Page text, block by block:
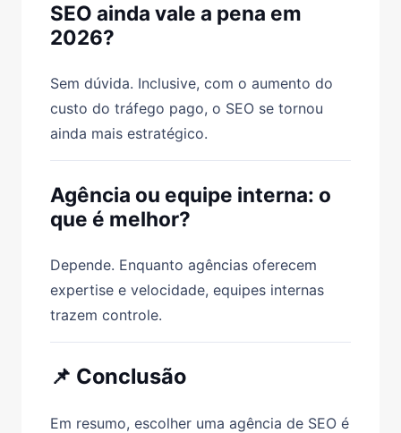
SEO ainda vale a pena em
2026?
Sem dúvida. Inclusive, com o aumento do
custo do tráfego pago, o SEO se tornou
ainda mais estratégico.
Agência ou equipe interna: o
que é melhor?
Depende. Enquanto agências oferecem
expertise e velocidade, equipes internas
trazem controle.
📌 Conclusão
Em resumo, escolher uma agência de SEO é